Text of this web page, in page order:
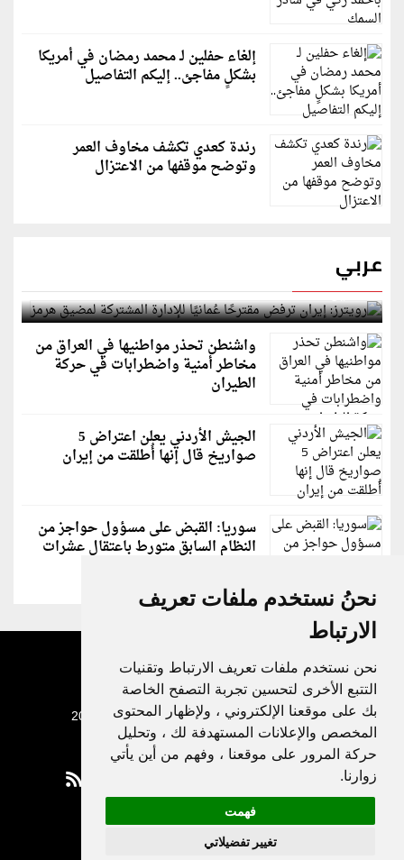
نحنُ نستخدم ملفات تعريف
الارتباط
نحن نستخدم ملفات تعريف الارتباط وتقنيات
التتبع الأخرى لتحسين تجربة التصفح الخاصة
بك على موقعنا الإلكتروني ، ولإظهار المحتوى
المخصص والإعلانات المستهدفة لك ، وتحليل
حركة المرور على موقعنا ، وفهم من أين يأتي
زوارنا.
فهمت
تغيير تفضيلاتي
إلغاء حفلين لـ محمد رمضان في أمريكا
بشكلٍ مفاجئ.. إليكم التفاصيل
رندة كعدي تكشف مخاوف العمر
وتوضح موقفها من الاعتزال
عربي
رويترز: إيران ترفض مقترحًا عُمانيًا للإدارة المشتركة
لمضيق هرمز
واشنطن تحذر مواطنيها في العراق من
مخاطر أمنية واضطرابات في حركة
الطيران
الجيش الأردني يعلن اعتراض 5
صواريخ قال إنها أُطلقت من إيران
سوريا: القبض على مسؤول حواجز من
النظام السابق متورط باعتقال عشرات
جميع الحقوق محفوظة لدنيا الوطن © 2003 - 2022
Privacy Policy